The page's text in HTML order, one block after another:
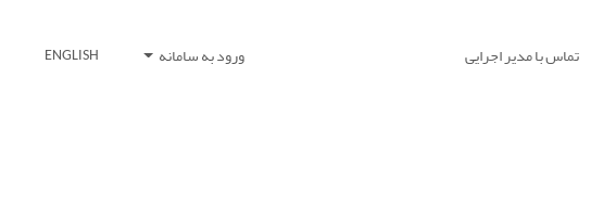
تماس با مدیر اجرایی ورود به سامانه ENGLISH